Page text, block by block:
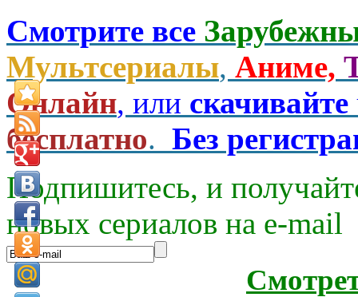
Смотрите все
Мультсериалы, Аниме,
Онлайн, или скачивайте
бесплатно. Без
Подпишитесь, и
новых сериалов на e-mаil